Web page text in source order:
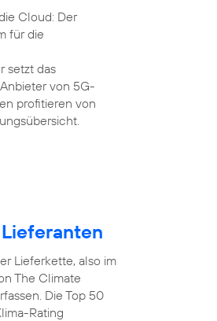
Cloud: Der
für die
setzt das
von 5G-
profitieren von
Lieferkette, also im
The Climate
Die Top 50
Rating